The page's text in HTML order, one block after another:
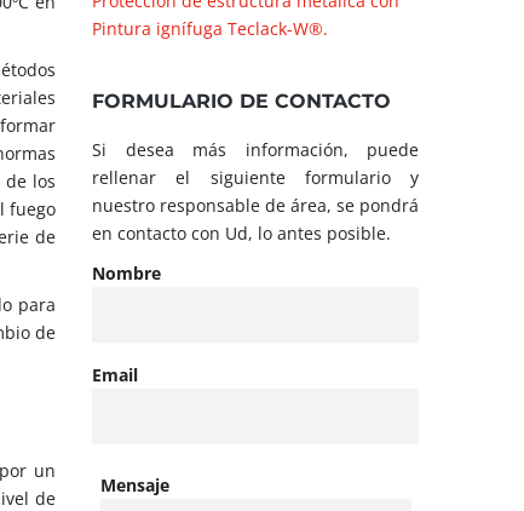
los
fuego
de
para
de
un
de
Pintura ignífuga Teclack-W®.
FORMULARIO DE CONTACTO
Si desea más información, puede
rellenar el siguiente formulario y
nuestro responsable de área, se pondrá
en contacto con Ud, lo antes posible.
Nombre
Email
Mensaje